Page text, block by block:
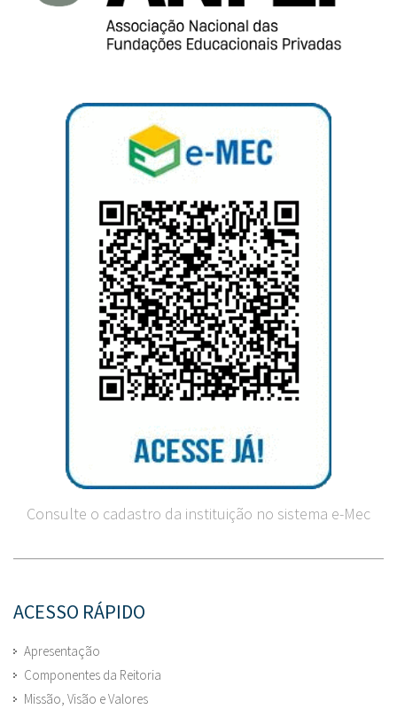
Consulte o cadastro da instituição no sistema e-Mec
ACESSO RÁPIDO
Apresentação
Componentes da Reitoria
Missão, Visão e Valores